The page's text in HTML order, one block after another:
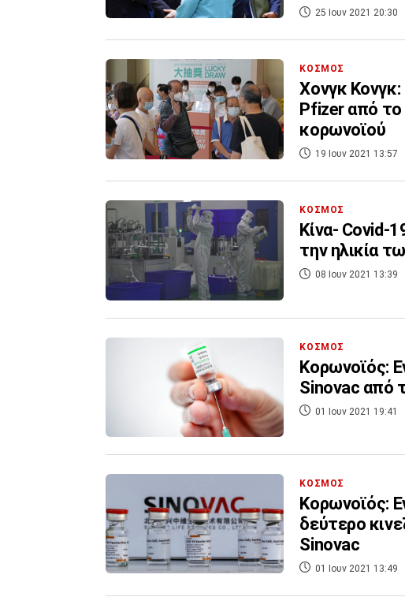
25 Ιουν 2021 20:30
ΚΟΣΜΟΣ
Χονγκ
Pfizer από το
κορωνοϊού
19 Ιουν 2021 13:57
ΚΟΣΜΟΣ
Κίνα- Covid-
την ηλικία
08 Ιουν 2021 13:39
ΚΟΣΜΟΣ
Κορωνοϊός:
Sinovac από
01 Ιουν 2021 19:41
ΚΟΣΜΟΣ
Κορωνοϊός:
δεύτερο
Sinovac
01 Ιουν 2021 13:49